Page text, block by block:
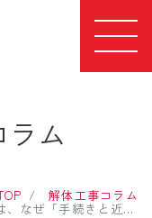
ラム
解体工事コラム
続きと近隣対応」なのか